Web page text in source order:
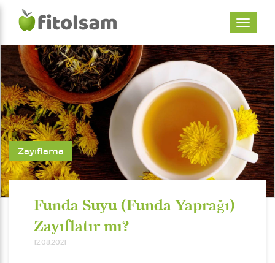
Zayıflama
Funda Suyu (Funda Yaprağı)
Zayıflatır mı?
12.08.2021